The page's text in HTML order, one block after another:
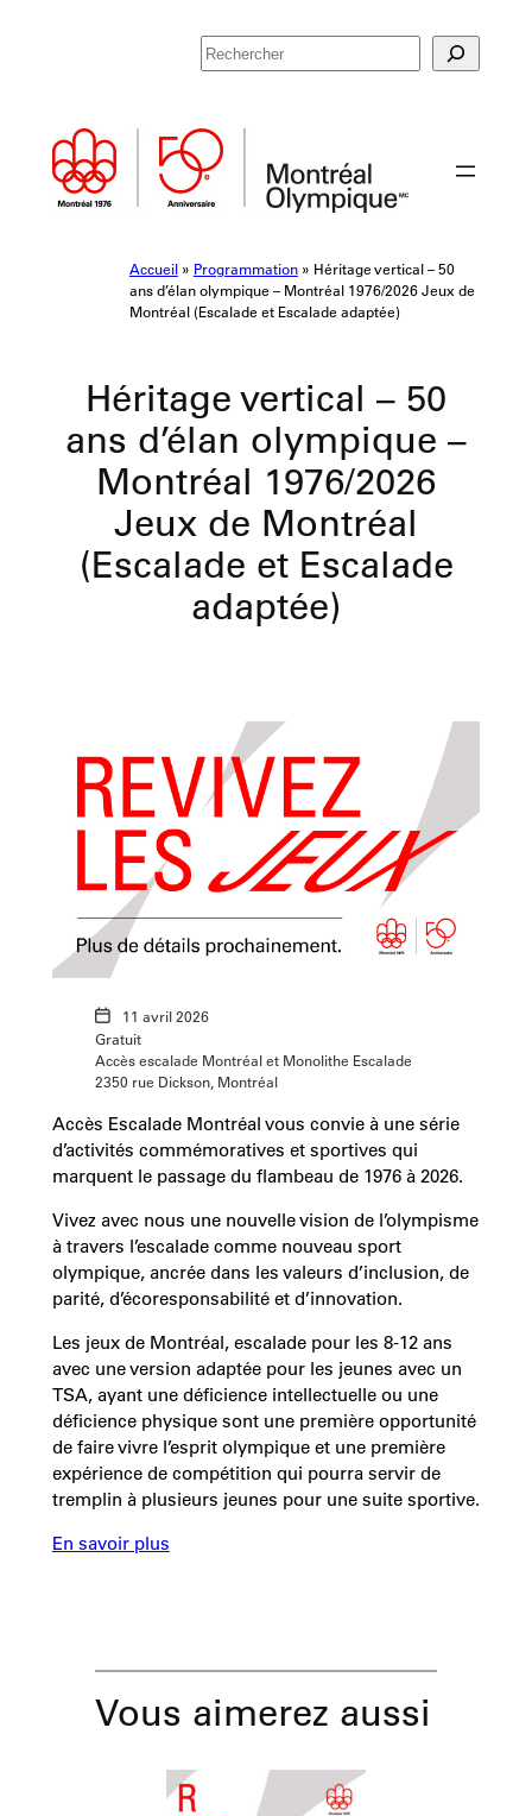
e
r
c
r
Accueil » Programmation» Héritage vertical – 50
ans d’élan olympique – Montréal 1976/2026 Jeux de
Montréal (Escalade et Escalade adaptée)
Héritage vertical – 50
ans d’élan olympique –
Montréal 1976/2026
Jeux de Montréal
(Escalade et Escalade
adaptée)
11 avril 2026
Gratuit
Accès escalade Montréal et Monolithe Escalade
2350 rue Dickson, Montréal
Accès Escalade Montréal vous convie à une série
d’activités commémoratives et sportives qui
marquent le passage du flambeau de 1976 à 2026.
Vivez avec nous une nouvelle vision de l’olympisme
à travers l’escalade comme nouveau sport
olympique, ancrée dans les valeurs d’inclusion, de
parité, d’écoresponsabilité et d’innovation.
Les jeux de Montréal, escalade pour les 8-12 ans
avec une version adaptée pour les jeunes avec un
TSA, ayant une déficience intellectuelle ou une
déficience physique sont une première opportunité
de faire vivre l’esprit olympique et une première
expérience de compétition qui pourra servir de
tremplin à plusieurs jeunes pour une suite sportive.
En savoir plus
Vous aimerez aussi